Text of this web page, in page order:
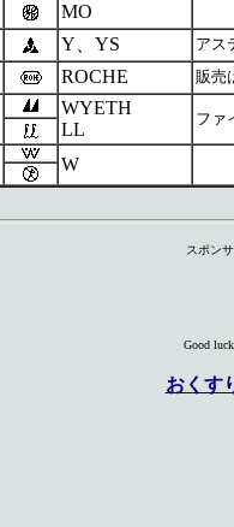
MO
Y、YS アス
ROCHE 販売
WYETH
LL
ファ
W
スポン
Good
おくす